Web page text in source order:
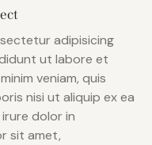
adipisicing
ut labore et
veniam, quis
nisi ut aliquip ex ea
dolor in
sit amet,